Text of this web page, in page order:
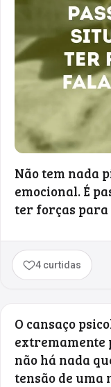
Não tem nada
emocional. É
ter forças
4 curtidas
O cansaço
extremamente
não há nada
tensão de uma